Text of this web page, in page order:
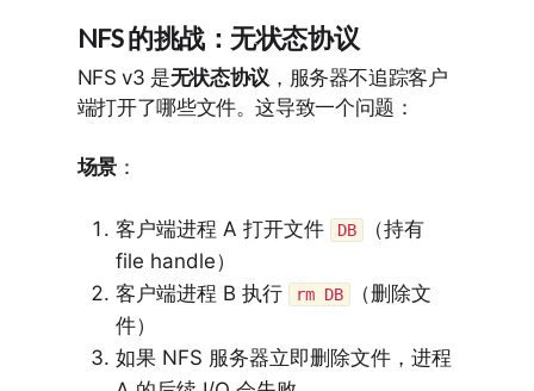
NFS 的挑战：无状态协议
NFS v3 是无状态协议 ，服务器不追踪客户
端打开了哪些文件。这导致一个问题：
场景 ：
客户端进程 A 打开文件 DB
（持有
file handle）
客户端进程 B 执行
rm DB
（删除文
件）
如果 NFS 服务器立即删除文件，进程